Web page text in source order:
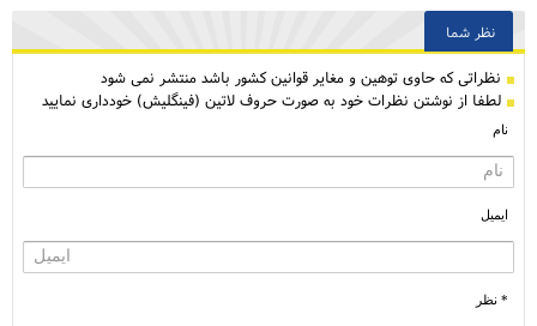
نظر شما
نظراتی كه حاوی توهین و مغایر قوانین کشور باشد منتشر نمی شود
لطفا از نوشتن نظرات خود به صورت حروف لاتین (فینگلیش) خودداری نمایید
نام
ایمیل
* نظر